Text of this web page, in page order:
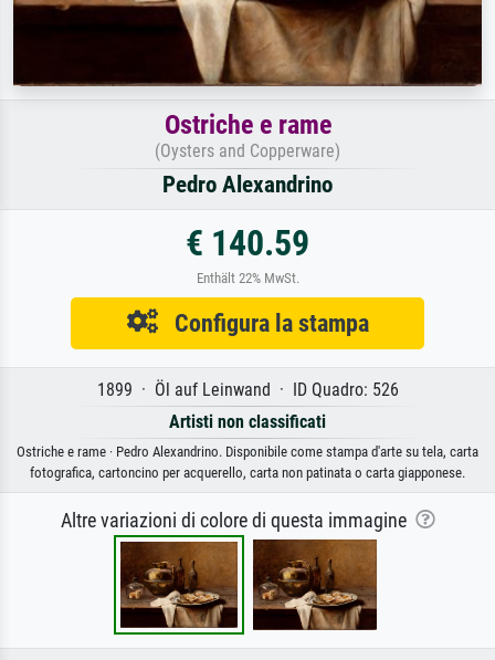
Ostriche e rame
(Oysters and Copperware)
Pedro Alexandrino
€ 140.59
Enthält 22% MwSt.
Configura la stampa
1899 · Öl auf Leinwand · ID Quadro: 526
Artisti non classificati
Ostriche e rame · Pedro Alexandrino. Disponibile come stampa d'arte su tela, carta
fotografica, cartoncino per acquerello, carta non patinata o carta giapponese.
Altre variazioni di colore di questa immagine